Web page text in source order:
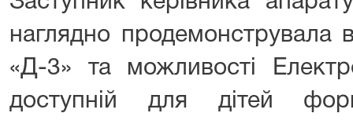
наглядно продемонструвала
«Д-3» та можливості
доступній для дітей